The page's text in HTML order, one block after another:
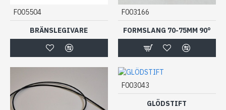
F005504
BRÄNSLEGIVARE
F003166
FORMSLANG 70-75MM 90°
F003043
GLÖDSTIFT